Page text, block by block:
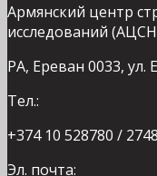
Армянский центр
исследований
РА, Ереван 0033, ул.
Тел.:
+374 10 528780 /
Эл. почта: